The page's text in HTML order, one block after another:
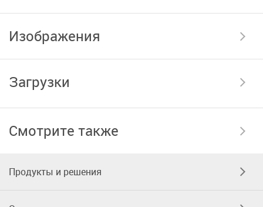
Изображения
Загрузки
Смотрите также
Продукты и решения